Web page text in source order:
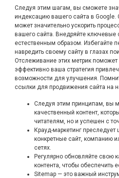
Следуя этим шагам, вы сможете
индексацию вашего сайта в Google.
может значительно ускорить
вашего сайта. Внедряйте ключевые
естественным образом. Избегайте
навредить своему сайту в глазах
Отслеживание этих метрик
эффективно ваша стратегия
возможности для улучшения.
ссылки для продвижения сайта на
Следуя этим принципам, вы
качественный контент,
читателям, но и успешен с
Крауд-маркетинг преследует
конкретные сайт, компанию
сетях.
Регулярно обновляйте свою
контента, чтобы обеспечить
Sitemap — это важный